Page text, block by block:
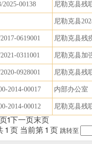
2025-00138 尼勒克县残
尼勒克县
0619001 尼勒克县残
0311001 尼勒克县加
0928001 尼勒克县残
2014-00017 内部办公室
2014-00012 尼勒克县残
1 下一页 末页
1 页 当前第 1 页 跳转至